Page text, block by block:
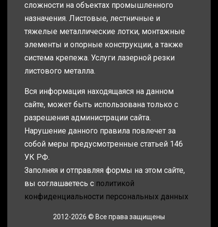
сложности на объектах промышленного
назначения. Листовые, лестничные и
тяжелые металлические лотки, монтажные
элементы и опорные конструкции, а также
система крепежа. Услуги лазерной резки
листового металла.
Вся информация находящаяся на данном
сайте, может быть использована только с
разрешения администрации сайта.
Нарушение данного правила повлечет за
собой меры предусмотренные статьей 146
УК РФ.
Заполняя и отправляя формы на этом сайте,
вы соглашаетесь с политикой
конфиденциальности персональных данных
2012-2026 © Все права защищены